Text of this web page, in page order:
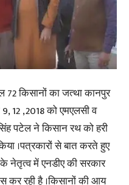
72 किसानों का जत्था कानपुर
12 ,2018 को एमएलसी व
पटेल ने किसान रथ को हरी
।पत्रकारों से बात करते हुए
नेतृत्व में एनडीए की सरकार